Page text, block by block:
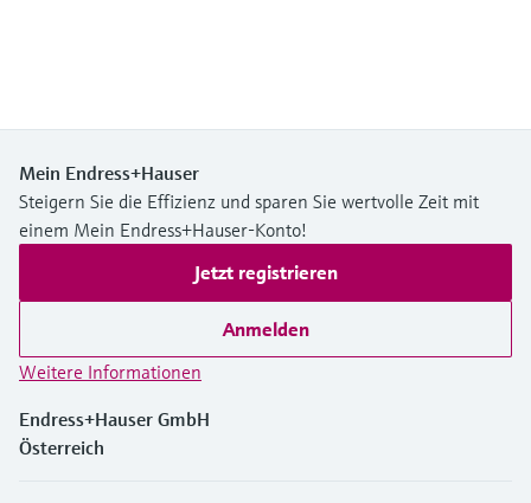
Mein Endress+Hauser
Steigern Sie die Effizienz und sparen Sie wertvolle Zeit mit
einem Mein Endress+Hauser-Konto!
Jetzt registrieren
Anmelden
Weitere Informationen
Endress+Hauser GmbH
Österreich